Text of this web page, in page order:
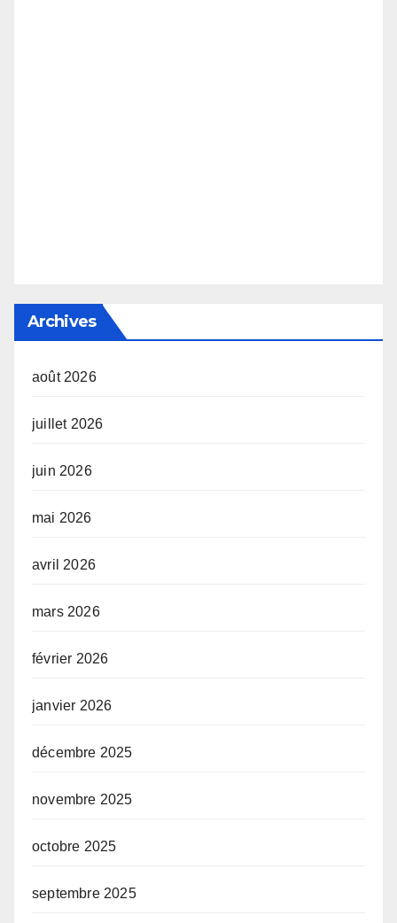
Archives
août 2026
juillet 2026
juin 2026
mai 2026
avril 2026
mars 2026
février 2026
janvier 2026
décembre 2025
novembre 2025
octobre 2025
septembre 2025